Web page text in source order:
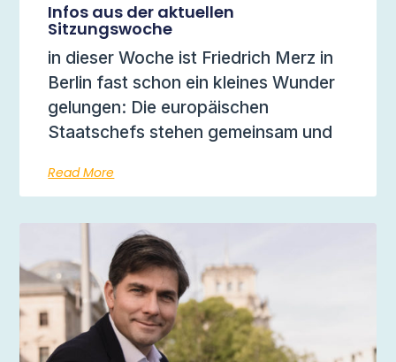
Infos aus der aktuellen
Sitzungswoche
in dieser Woche ist Friedrich Merz in
Berlin fast schon ein kleines Wunder
gelungen: Die europäischen
Staatschefs stehen gemeinsam und
Read More